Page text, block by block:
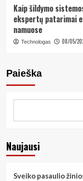
Kaip šildymo
ekspertų patarimai
namuose
Technologas 08/05/
Paieška
Naujausi
Sveiko pasaulio